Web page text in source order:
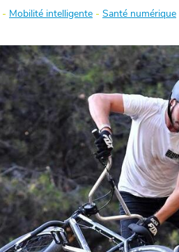
- Mobilité intelligente - Santé numérique